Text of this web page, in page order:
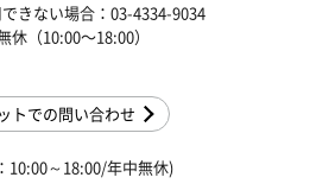
きない場合：03-4334-9034
休（10:00〜18:00）
トでの問い合わせ
10:00～18:00/年中無休)